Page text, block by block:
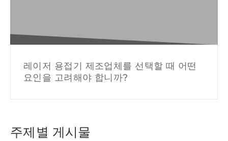
레이저 용접기 제조업체를 선택할 때 어떤
요인을 고려해야 합니까?
주제별 게시물